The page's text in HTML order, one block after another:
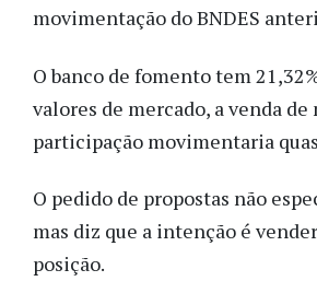
movimentação do BNDES
O banco de fomento tem
valores de mercado, a venda de
participação movimentaria
O pedido de propostas não
mas diz que a intenção é
posição.